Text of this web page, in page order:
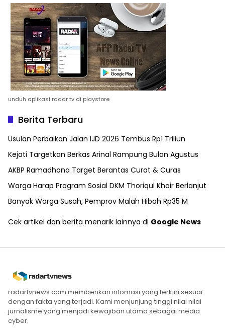
unduh aplikasi radar tv di playstore
Berita Terbaru
Usulan Perbaikan Jalan IJD 2026 Tembus Rp1 Triliun
Kejati Targetkan Berkas Arinal Rampung Bulan Agustus
AKBP Ramadhona Target Berantas Curat & Curas
Warga Harap Program Sosial DKM Thoriqul Khoir Berlanjut
Banyak Warga Susah, Pemprov Malah Hibah Rp35 M
Cek artikel dan berita menarik lainnya di Google News
radartvnews.com memberikan infomasi yang terkini sesuai
dengan fakta yang terjadi. Kami menjunjung tinggi nilai nilai
jurnalisme yang menjadi kewajiban utama sebagai media
cyber.